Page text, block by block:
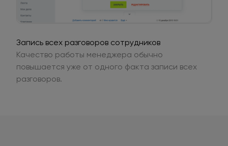
Запись всех разговоров сотрудников
Качество работы менеджера обычно
повышается уже от одного факта записи всех
разговоров.